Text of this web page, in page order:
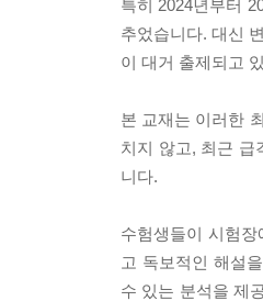
특히 2024년부터
추었습니다. 대신
이 대거 출제되고
본 교재는 이러한
치지 않고, 최근 급
니다.
수험생들이 시험
고 독보적인 해설
수 있는 분석을 제